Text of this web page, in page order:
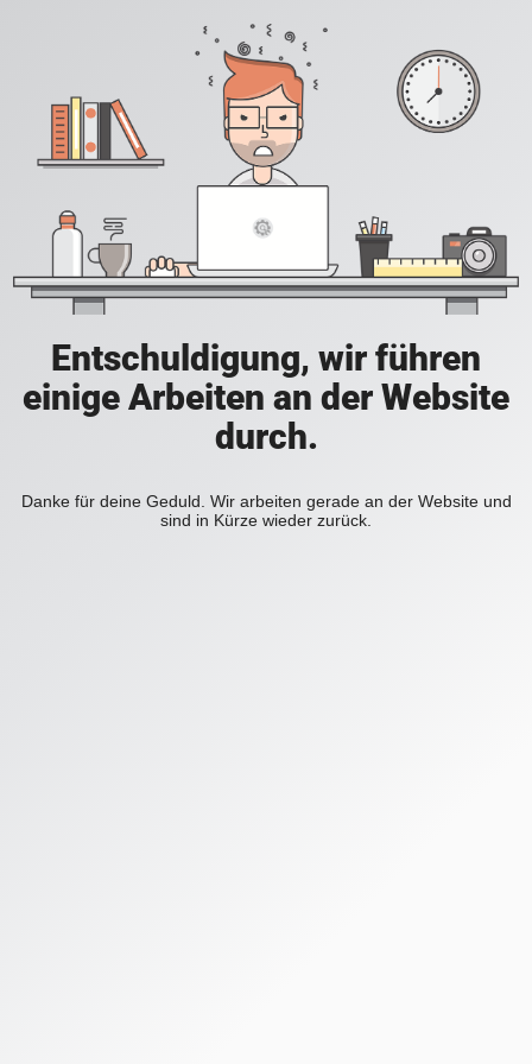
Entschuldigung, wir führen
einige Arbeiten an der Website
durch.
Danke für deine Geduld. Wir arbeiten gerade an der Website und
sind in Kürze wieder zurück.